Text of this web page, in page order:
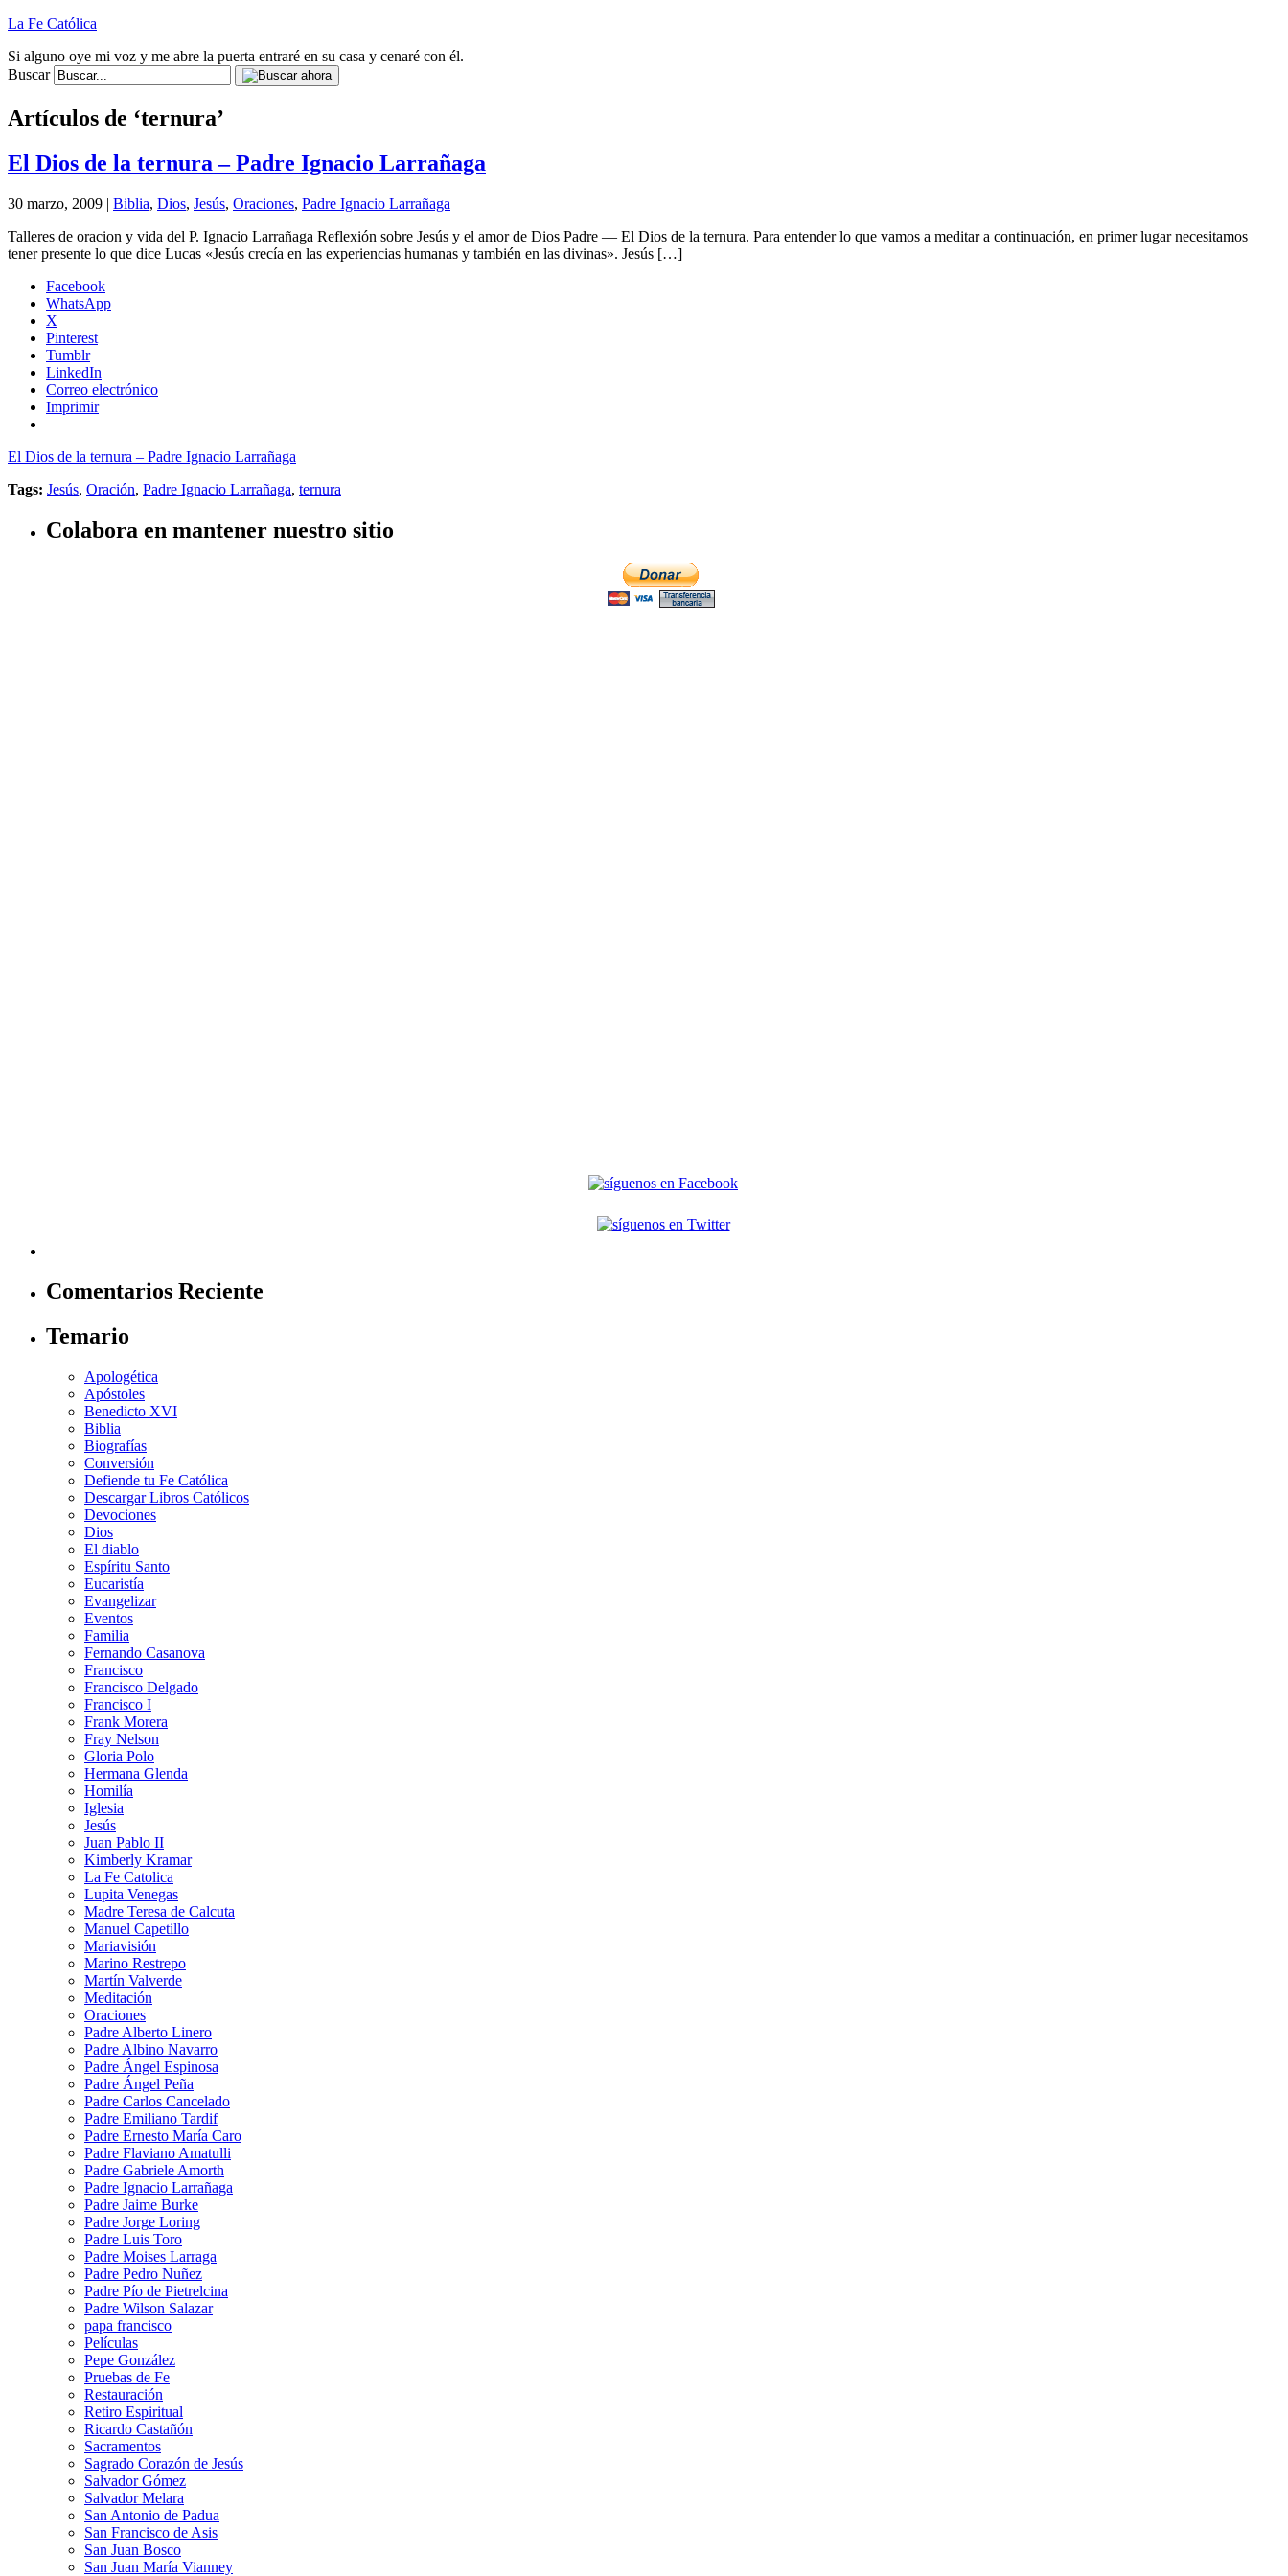
La Fe Católica
Si alguno oye mi voz y me abre la puerta entraré en su casa y cenaré con él.
Buscar
Artículos de ‘ternura’
El Dios de la ternura – Padre Ignacio Larrañaga
30 marzo, 2009 | Biblia, Dios, Jesús, Oraciones, Padre Ignacio Larrañaga
Talleres de oracion y vida del P. Ignacio Larrañaga Reflexión sobre Jesús y el amor de Dios Padre — El Dios de la ternura. Para entender lo que vamos a meditar a continuación, en primer lugar necesitamos
tener presente lo que dice Lucas «Jesús crecía en las experiencias humanas y también en las divinas». Jesús […]
Facebook
WhatsApp
X
Pinterest
Tumblr
LinkedIn
Correo electrónico
Imprimir
El Dios de la ternura – Padre Ignacio Larrañaga
Tags: Jesús, Oración, Padre Ignacio Larrañaga, ternura
Colabora en mantener nuestro sitio
Comentarios Reciente
Temario
Apologética
Apóstoles
Benedicto XVI
Biblia
Biografías
Conversión
Defiende tu Fe Católica
Descargar Libros Católicos
Devociones
Dios
El diablo
Espíritu Santo
Eucaristía
Evangelizar
Eventos
Familia
Fernando Casanova
Francisco
Francisco Delgado
Francisco I
Frank Morera
Fray Nelson
Gloria Polo
Hermana Glenda
Homilía
Iglesia
Jesús
Juan Pablo II
Kimberly Kramar
La Fe Catolica
Lupita Venegas
Madre Teresa de Calcuta
Manuel Capetillo
Mariavisión
Marino Restrepo
Martín Valverde
Meditación
Oraciones
Padre Alberto Linero
Padre Albino Navarro
Padre Ángel Espinosa
Padre Ángel Peña
Padre Carlos Cancelado
Padre Emiliano Tardif
Padre Ernesto María Caro
Padre Flaviano Amatulli
Padre Gabriele Amorth
Padre Ignacio Larrañaga
Padre Jaime Burke
Padre Jorge Loring
Padre Luis Toro
Padre Moises Larraga
Padre Pedro Nuñez
Padre Pío de Pietrelcina
Padre Wilson Salazar
papa francisco
Películas
Pepe González
Pruebas de Fe
Restauración
Retiro Espiritual
Ricardo Castañón
Sacramentos
Sagrado Corazón de Jesús
Salvador Gómez
Salvador Melara
San Antonio de Padua
San Francisco de Asis
San Juan Bosco
San Juan María Vianney